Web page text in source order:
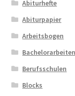
Abiturhefte
Abiturpapier
Arbeitsbogen
Bachelorarbeiten
Berufsschulen
Blocks